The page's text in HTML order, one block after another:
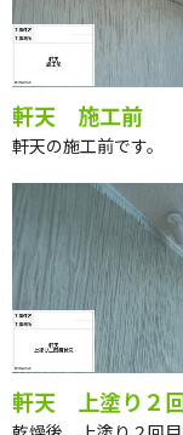
軒天 施工前
軒天の施工前です。
軒天 上塗り２